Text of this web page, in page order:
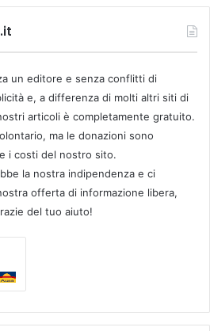
un editore e senza conflitti di
e, a differenza di molti altri siti di
articoli è completamente gratuito.
ma le donazioni sono
i costi del nostro sito.
la nostra indipendenza e ci
offerta di informazione libera,
del tuo aiuto!